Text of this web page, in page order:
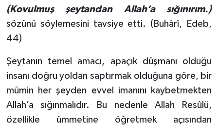
(Kovulmuş şeytandan Allah’a sığınırım.)
sözünü söylemesini tavsiye etti. (Buhârî, Edeb,
44)
Şeytanın temel amacı, apaçık düşmanı olduğu
insanı doğru yoldan saptırmak olduğuna göre, bir
mümin her şeyden evvel imanını kaybetmekten
Allah’a sığınmalıdır. Bu nedenle Allah Resûlü,
özellikle ümmetine öğretmek açısından